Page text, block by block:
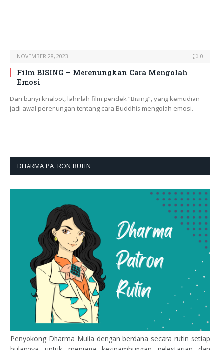
NOVEMBER 28, 2023 0
Film BISING – Merenungkan Cara Mengolah
Emosi
Dari bunyi knalpot, lahirlah film pendek “Bising”, yang kemudian
jadi awal perenungan tentang cara Buddhis mengolah emosi.
DHARMA PATRON RUTIN
Penyokong Dharma Mulia dengan berdana secara rutin setiap